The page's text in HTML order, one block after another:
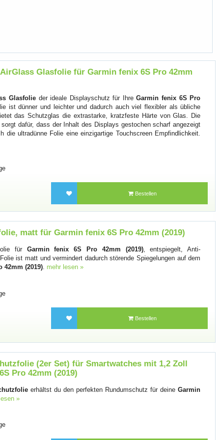
Glasfolie für Garmin fenix 6S Pro 42mm
Glasfolieder ideale Displayschutz für IhreGarmin fenix 6S Pro
ist dünner und leichter und dadurch auch viel flexibler als übliche
das Schutzglas die extrastarke, kratzfeste Härte von Glas. Die
dafür, dass der Inhalt des Displays gestochen scharf angezeigt
die ultradünne Folie eine einzigartige Touchscreen Empfindlichkeit.
Bestellen
matt für Garmin fenix 6S Pro 42mm (2019)
für Garmin fenix 6S Pro 42mm (2019), entspiegelt, Anti-
ist matt und vermindert dadurch störende Spiegelungen auf dem
42mm (2019). mehr lesen »
Bestellen
(2er Set) für Smartwatches mit 1,2 Zoll
Pro 42mm (2019)
erhältst du den perfekten Rundumschutz für deineGarmin
»